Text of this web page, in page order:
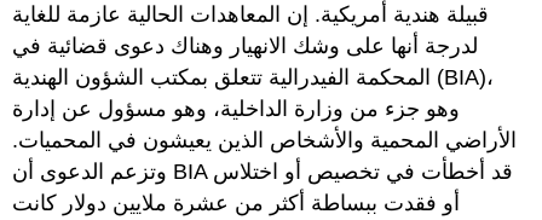
قبيلة هندية أمريكية. إن المعاهدات الحالية عازمة للغاية
لدرجة أنها على وشك الانهيار وهناك دعوى قضائية في
المحكمة الفيدرالية تتعلق بمكتب الشؤون الهندية (BIA)،
وهو جزء من وزارة الداخلية، وهو مسؤول عن إدارة
الأراضي المحمية والأشخاص الذين يعيشون في المحميات.
وتزعم الدعوى أن BIA قد أخطأت في تخصيص أو اختلاس
أو فقدت ببساطة أكثر من عشرة ملايين دولار كانت